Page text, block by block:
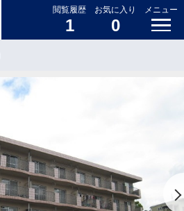
閲覧履歴
1
お気に入り
0
メニュー